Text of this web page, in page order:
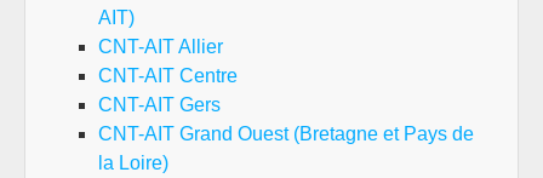
AIT)
CNT-AIT Allier
CNT-AIT Centre
CNT-AIT Gers
CNT-AIT Grand Ouest (Bretagne et Pays de
la Loire)